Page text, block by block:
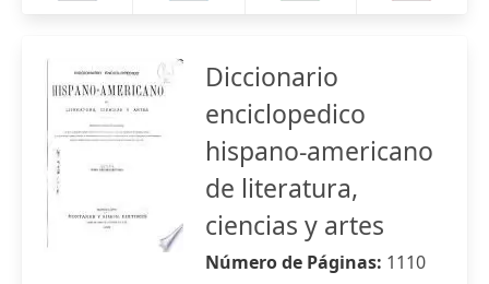
Diccionario
enciclopedico
hispano-americano
de literatura,
ciencias y artes
Número de Páginas: 1110